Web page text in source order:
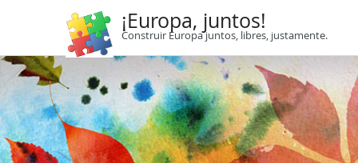
¡Europa, juntos!
Construir Europa juntos, libres, justamente.